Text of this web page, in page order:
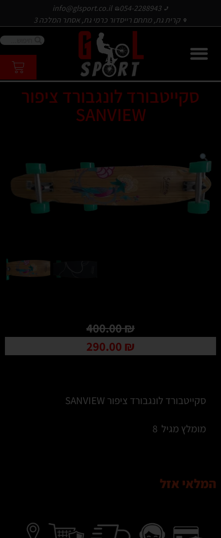
054-2288943
info@glsport.co.il
קרית גת, מתחם רייסדור כרמי גת, אסתר המלכה 3
סקייטבורד לונגבורד ציפור
SANVIEW
סקייטבורד לונגבורד ציפור SANVIEW
מומלץ מגיל 8
המלאי אזל
400.00₪
290.00 ₪